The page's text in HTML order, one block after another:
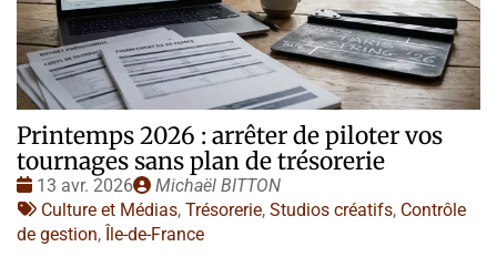
Printemps 2026 : arrêter de piloter vos
tournages sans plan de trésorerie
Date
:
13 avr. 2026
Publié
par
Michaël BITTON
Tags
:
Culture et Médias, Trésorerie, Studios créatifs, Contrôle
de gestion, Île-de-France